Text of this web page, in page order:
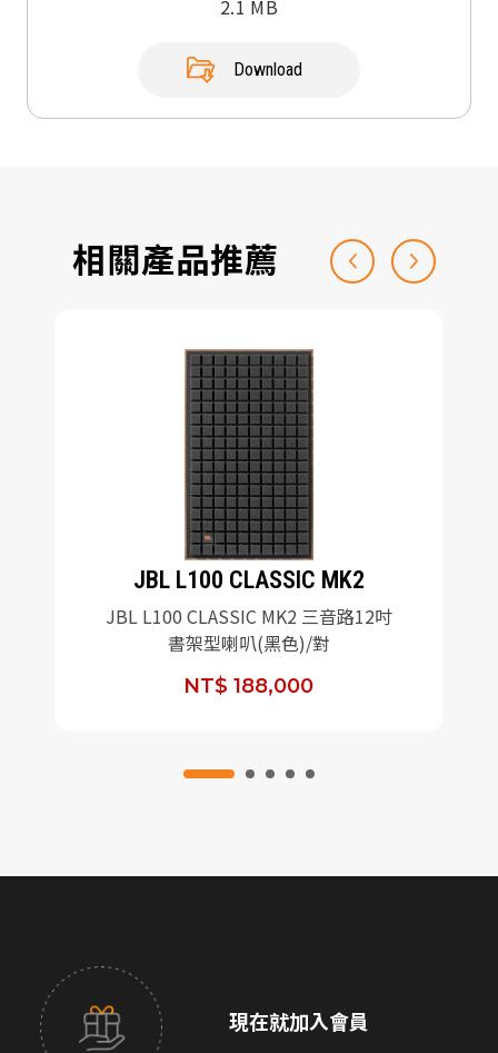
2.1 MB
Download
相關產品推薦
JBL L100 CLASSIC MK2
JBL L100 CLASSIC MK2 三音路12吋
書架型喇叭(黑色)/對
NT$ 188,000
現在就加入會員